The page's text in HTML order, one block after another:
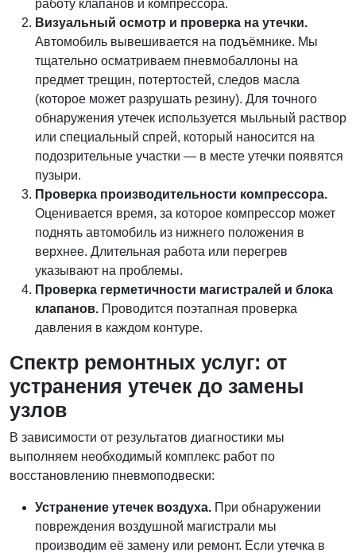
работу клапанов и компрессора.
Визуальный осмотр и проверка на утечки.
Автомобиль вывешивается на подъёмнике. Мы
тщательно осматриваем пневмобаллоны на
предмет трещин, потертостей, следов масла
(которое может разрушать резину). Для точного
обнаружения утечек используется мыльный раствор
или специальный спрей, который наносится на
подозрительные участки — в месте утечки появятся
пузыри.
Проверка производительности компрессора.
Оценивается время, за которое компрессор может
поднять автомобиль из нижнего положения в
верхнее. Длительная работа или перегрев
указывают на проблемы.
Проверка герметичности магистралей и блока
клапанов. Проводится поэтапная проверка
давления в каждом контуре.
Спектр ремонтных услуг: от
устранения утечек до замены
узлов
В зависимости от результатов диагностики мы
выполняем необходимый комплекс работ по
восстановлению пневмоподвески:
Устранение утечек воздуха. При обнаружении
повреждения воздушной магистрали мы
производим её замену или ремонт. Если утечка в